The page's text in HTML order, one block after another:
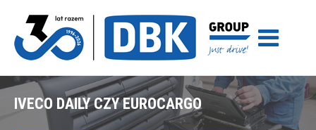
IVECO DAILY CZY EUROCARGO